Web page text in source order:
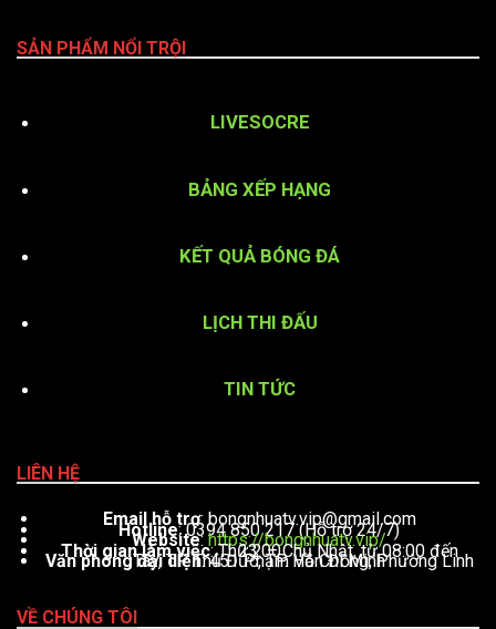
SẢN PHẨM NỔI TRỘI
LIVESOCRE
BẢNG XẾP HẠNG
KẾT QUẢ BÓNG ĐÁ
LỊCH THI ĐẤU
TIN TỨC
LIÊN HỆ
Email hỗ trợ:bongnhuatv.vip@gmail.com
Hotline: 0394 850 217 (Hỗ trợ 24/7)
Website:https://bongnhuatv.vip/
Thời gian làm việc : Thứ 2 – Chủ Nhật, từ 08:00 đến 23:00
Văn phòng đại diện: 451 Phạm Văn Đồng, Phường Linh Tây, TP. Thủ Đức, TP. Hồ Chí Minh
VỀ CHÚNG TÔI